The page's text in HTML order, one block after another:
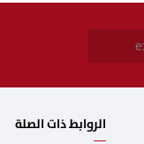
i
*
الروابط ذات الصلة